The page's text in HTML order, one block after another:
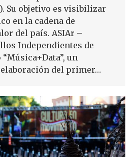
Su objetivo es visibilizar
en la cadena de
del país. ASIAr –
Independientes de
un
del primer…